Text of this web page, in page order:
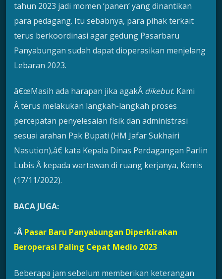
tahun 2023 jadi momen ‘panen’ yang dinantikan
para pedagang. Itu sebabnya, para pihak terkait
terus berkoordinasi agar gedung Pasarbaru
Panyabungan sudah dapat dioperasikan menjelang
Lebaran 2023.
â€œMasih ada harapan jika agakÂ dikebut. Kami
Â terus melakukan langkah-langkah proses
percepatan penyelesaian fisik dan administrasi
sesuai arahan Pak Bupati (HM Jafar Sukhairi
Nasution),â€ kata Kepala Dinas Perdagangan Parlin
Lubis Â kepada wartawan di ruang kerjanya, Kamis
(17/11/2022).
BACA JUGA:
-Â Pasar Baru Panyabungan Diperkirakan
Beroperasi Paling Cepat Medio 2023
Beberapa jam sebelum memberikan keterangan